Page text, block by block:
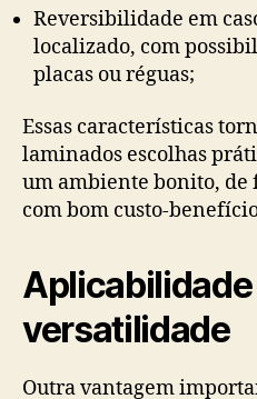
Reversibilidade em
localizado, com
placas ou réguas;
Essas características
laminados escolhas
um ambiente bonito, de
com bom custo-
Aplicabilidade
versatilidade
Outra vantagem